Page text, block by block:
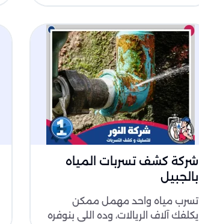
شركة كشف تسربات المياه
بالجبيل
تسرب مياه واحد مهمل ممكن
يكلفك آلاف الريالات، وده اللي بنوفره